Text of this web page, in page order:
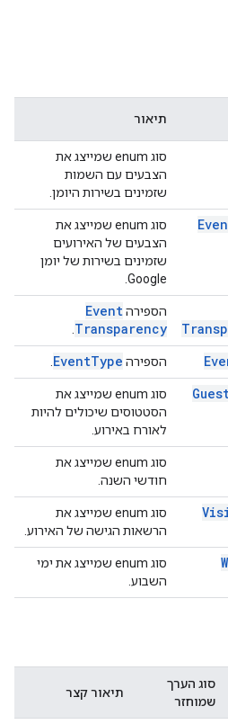
תיאור
סוג enum שמייצג את
הצבעים עם השמות
שזמינים בשירות היומן.
סוג enum שמייצג את
הצבעים של האירועים
שזמינים בשירות של יומן
Google.
הספירהEvent
Transparency
הספירה EventType
סוג enum שמייצג את
הסטטוסים שיכולים להיות
לאורח באירוע.
סוג enum שמייצג את
חודשי השנה.
סוג enum שמייצג את
הרשאות הגישה של האירוע.
סוג enum שמייצג את ימי
השבוע.
סוג הערך
שמוחזר
תיאור קצר